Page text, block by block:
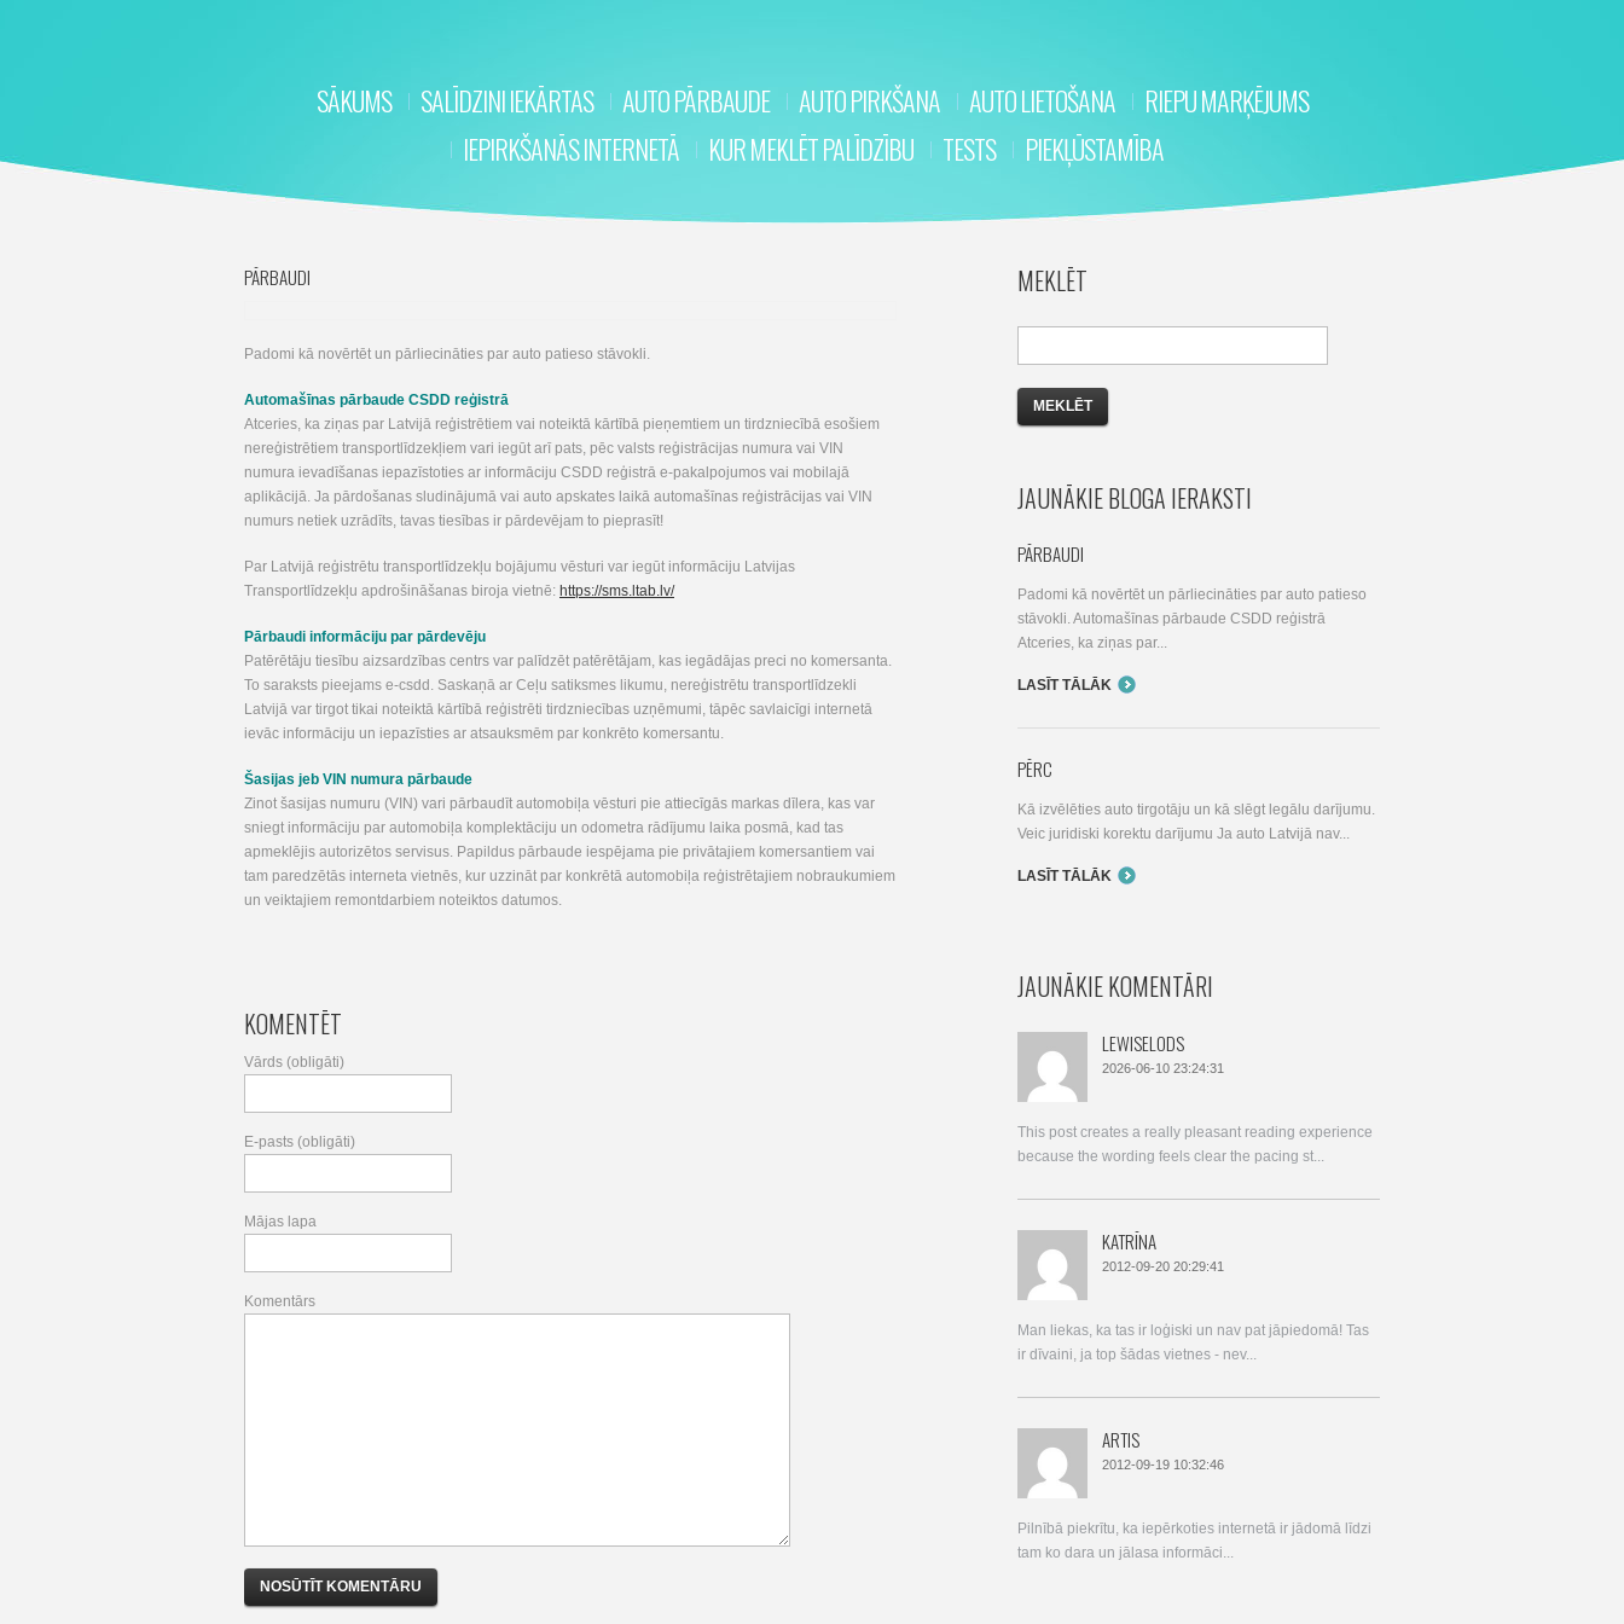
SĀKUMS SALĪDZINI IEKĀRTAS AUTO PĀRBAUDE AUTO PIRKŠANA AUTO LIETOŠANA
RIEPU MARĶĒJUMS
IEPIRKŠANĀS INTERNETĀ
KUR MEKLĒT PALĪDZĪBU TESTS PIEKĻŪSTAMĪBA
PĀRBAUDI
Padomi kā novērtēt un pārliecināties par auto patieso stāvokli.
Automašīnas pārbaude CSDD reģistrā
Atceries, ka ziņas par Latvijā reģistrētiem vai noteiktā kārtībā pieņemtiem un tirdzniecībā esošiem
nereģistrētiem transportlīdzekļiem vari iegūt arī pats, pēc valsts reģistrācijas numura vai VIN
numura ievadīšanas iepazīstoties ar informāciju CSDD reģistrā e-pakalpojumos vai mobilajā
aplikācijā. Ja pārdošanas sludinājumā vai auto apskates laikā automašīnas reģistrācijas vai VIN
numurs netiek uzrādīts, tavas tiesības ir pārdevējam to pieprasīt!
Par Latvijā reģistrētu transportlīdzekļu bojājumu vēsturi var iegūt informāciju Latvijas
Transportlīdzekļu apdrošināšanas biroja vietnē: https://sms.ltab.lv/
Pārbaudi informāciju par pārdevēju
Patērētāju tiesību aizsardzības centrs var palīdzēt patērētājam, kas iegādājas preci no komersanta.
To saraksts pieejams e-csdd. Saskaņā ar Ceļu satiksmes likumu, nereģistrētu transportlīdzekli
Latvijā var tirgot tikai noteiktā kārtībā reģistrēti tirdzniecības uzņēmumi, tāpēc savlaicīgi internetā
ievāc informāciju un iepazīsties ar atsauksmēm par konkrēto komersantu.
Šasijas jeb VIN numura pārbaude
Zinot šasijas numuru (VIN) vari pārbaudīt automobiļa vēsturi pie attiecīgās markas dīlera, kas var
sniegt informāciju par automobiļa komplektāciju un odometra rādījumu laika posmā, kad tas
apmeklējis autorizētos servisus. Papildus pārbaude iespējama pie privātajiem komersantiem vai
tam paredzētās interneta vietnēs, kur uzzināt par konkrētā automobiļa reģistrētajiem nobraukumiem
un veiktajiem remontdarbiem noteiktos datumos.
KOMENTĒT
Vārds (obligāti)
E-pasts (obligāti)
Mājas lapa
Komentārs
MEKLĒT
JAUNĀKIE BLOGA IERAKSTI
PĀRBAUDI
Padomi kā novērtēt un pārliecināties par auto patieso
stāvokli. Automašīnas pārbaude CSDD reģistrā
Atceries, ka ziņas par...
LASĪT TĀLĀK
PĒRC
Kā izvēlēties auto tirgotāju un kā slēgt legālu darījumu.
Veic juridiski korektu darījumu Ja auto Latvijā nav...
LASĪT TĀLĀK
JAUNĀKIE KOMENTĀRI
LEWISELODS
2026-06-10 23:24:31
This post creates a really pleasant reading experience
because the wording feels clear the pacing st...
KATRĪNA
2012-09-20 20:29:41
Man liekas, ka tas ir loģiski un nav pat jāpiedomā! Tas
ir dīvaini, ja top šādas vietnes - nev...
ARTIS
2012-09-19 10:32:46
Pilnībā piekrītu, ka iepērkoties internetā ir jādomā līdzi
tam ko dara un jālasa informāci...